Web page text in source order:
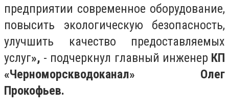
предприятии современное оборудование,
повысить экологическую безопасность,
улучшить качество предоставляемых
услуг», - подчеркнул главный инженер КП
«Черноморскводоканал» Олег
Прокофьев.